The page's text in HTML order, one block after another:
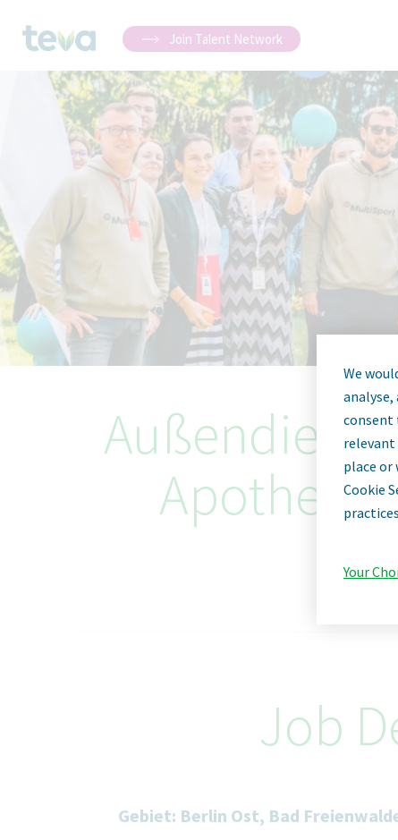
Join Talent Network
Apotheke
Job
Gebiet: Berlin Ost, Bad
We
consent
place or
Cookie
Your